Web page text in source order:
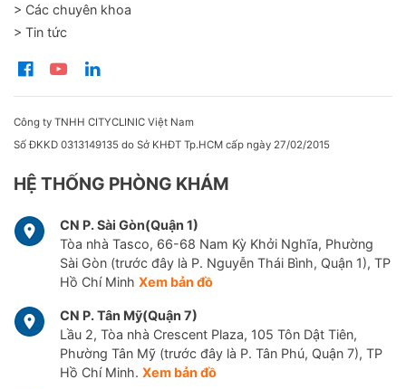
> Các chuyên khoa
> Tin tức
Công ty TNHH CITYCLINIC Việt Nam
Số ĐKKD 0313149135 do Sở KHĐT Tp.HCM cấp ngày 27/02/2015
HỆ THỐNG PHÒNG KHÁM
CN P. Sài Gòn(Quận 1)
Tòa nhà Tasco, 66-68 Nam Kỳ Khởi Nghĩa, Phường
Sài Gòn (trước đây là P. Nguyễn Thái Bình, Quận 1), TP
Hồ Chí Minh Xem bản đồ
CN P. Tân Mỹ(Quận 7)
Lầu 2, Tòa nhà Crescent Plaza, 105 Tôn Dật Tiên,
Phường Tân Mỹ (trước đây là P. Tân Phú, Quận 7), TP
Hồ Chí Minh. Xem bản đồ